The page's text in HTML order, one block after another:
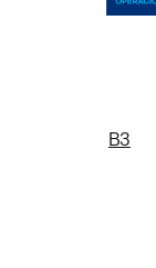
B3